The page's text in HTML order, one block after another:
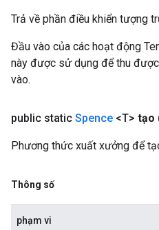
Trả về phần điều khiển tượng
Đầu vào của các hoạt động
này được sử dụng để thu
vào.
public static Spence <T> tạo
Phương thức xuất xưởng để
Thông số
phạm vi